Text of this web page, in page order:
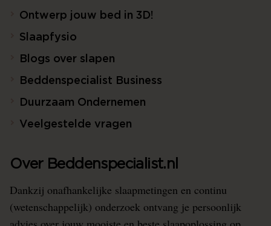
Ontwerp jouw bed in 3D!
Slaapfysio
Blogs over slapen
Beddenspecialist Business
Duurzaam Ondernemen
Veelgestelde vragen
Over Beddenspecialist.nl
Dankzij onafhankelijke slaapmetingen en continu
(wetenschappelijk) onderzoek ontvang je persoonlijk